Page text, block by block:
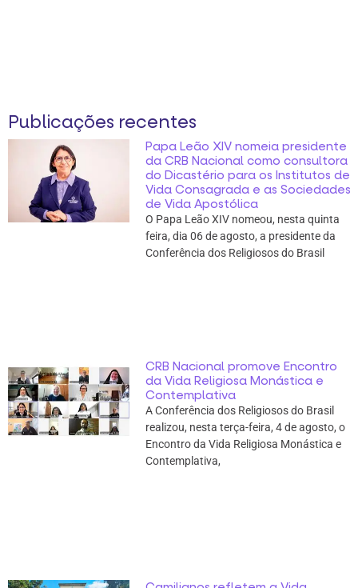
Publicações recentes
Papa Leão XIV nomeia presidente
da CRB Nacional como consultora
do Dicastério para os Institutos de
Vida Consagrada e as Sociedades
de Vida Apostólica
O Papa Leão XIV nomeou, nesta quinta
feira, dia 06 de agosto, a presidente da
Conferência dos Religiosos do Brasil
CRB Nacional promove Encontro
da Vida Religiosa Monástica e
Contemplativa
A Conferência dos Religiosos do Brasil
realizou, nesta terça-feira, 4 de agosto, o
Encontro da Vida Religiosa Monástica e
Contemplativa,